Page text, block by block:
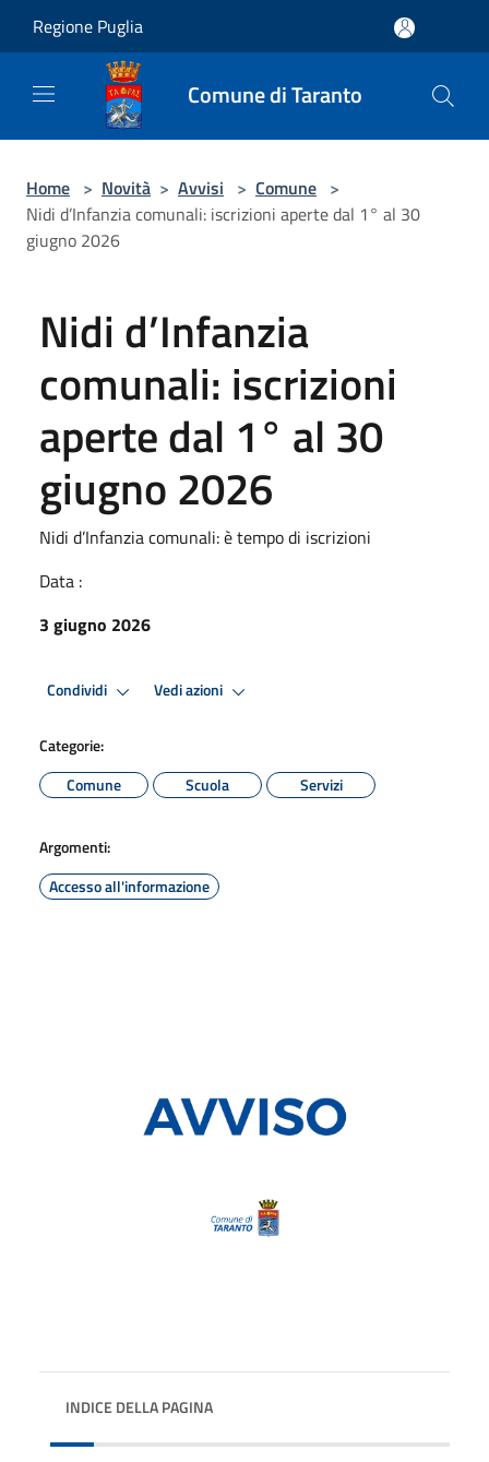
Regione Puglia
Comune di Taranto
Home > Novità > Avvisi > Comune >
Nidi d’Infanzia comunali: iscrizioni aperte dal 1° al 30
giugno 2026
Nidi d’Infanzia
comunali: iscrizioni
aperte dal 1° al 30
giugno 2026
Nidi d’Infanzia comunali: è tempo di iscrizioni
Data :
3 giugno 2026
Condividi Vedi azioni
Categorie:
Comune
Scuola Servizi
Argomenti:
Accesso all'informazione
INDICE DELLA PAGINA